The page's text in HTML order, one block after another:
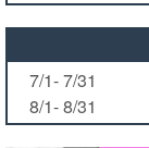
7/1- 7/31
8/1- 8/31